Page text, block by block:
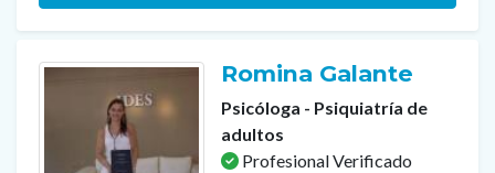
Romina Galante
Psicóloga - Psiquiatría de
adultos
Profesional Verificado